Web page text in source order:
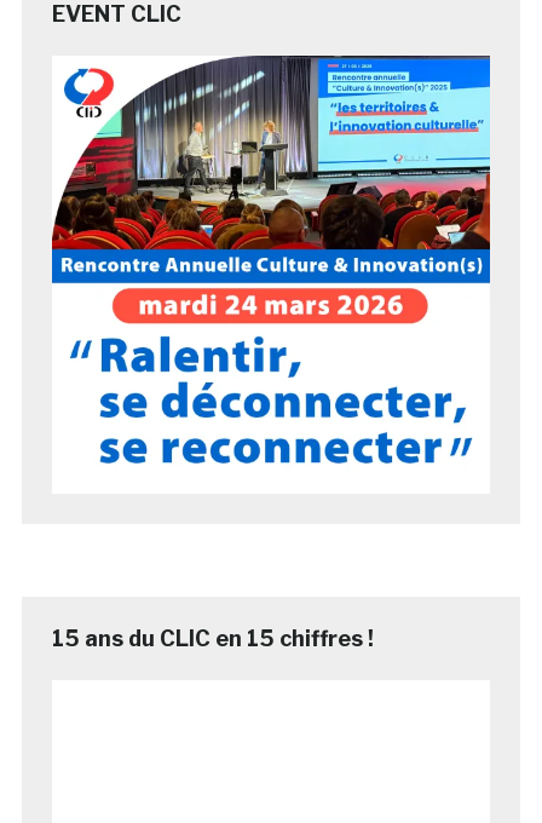
EVENT CLIC
15 ans du CLIC en 15 chiffres !